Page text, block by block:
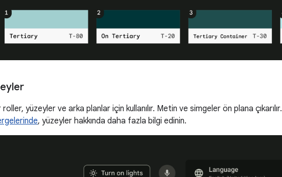
yüzeyler ve arka planlar için kullanılır. Metin ve simgeler ön plana çıkarılır.
, yüzeyler hakkında daha fazla bilgi edinin.